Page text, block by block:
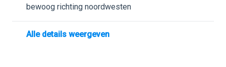
bewoog richting noordwesten
Alle details weergeven